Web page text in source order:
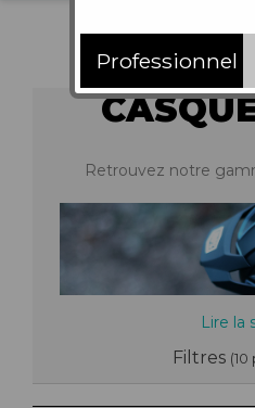
Retrouvez notre
Lire la
Filtres
Professionnel